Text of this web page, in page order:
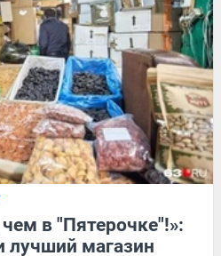
в "Пятерочке"!»:
магазин